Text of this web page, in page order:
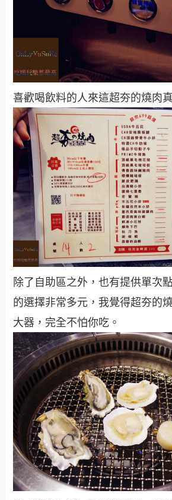
喜歡喝飲料的人來這超夯的燒肉
除了自助區之外，也有提供單次
的選擇非常多元，我覺得超夯的
大器，完全不怕你吃。